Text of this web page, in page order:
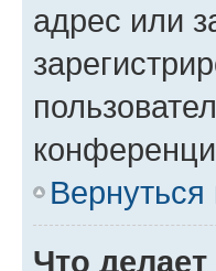
адрес или
Вернуться
Что